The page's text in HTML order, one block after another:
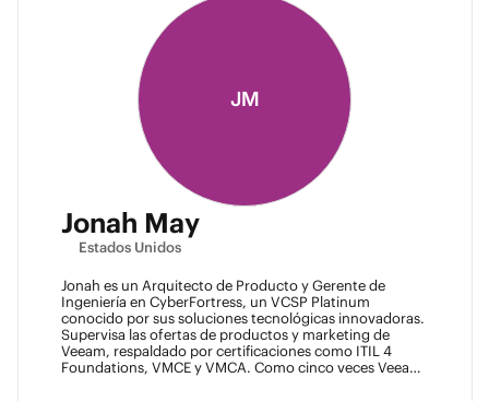
JM
Jonah May
Estados Unidos
Jonah es un Arquitecto de Producto y Gerente de
Ingeniería en CyberFortress, un VCSP Platinum
conocido por sus soluciones tecnológicas innovadoras.
Supervisa las ofertas de productos y marketing de
Veeam, respaldado por certificaciones como ITIL 4
Foundations, VMCE y VMCA. Como cinco veces Veeam